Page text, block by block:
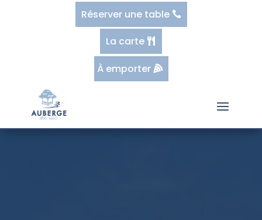
Réserver une table
La carte
À emporter